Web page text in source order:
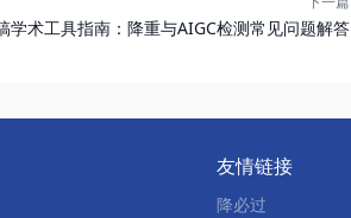
学术工具指南：降重与AIGC检测常见问题解答
友情链接
降必过